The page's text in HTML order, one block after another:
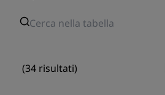
(34 risultati)